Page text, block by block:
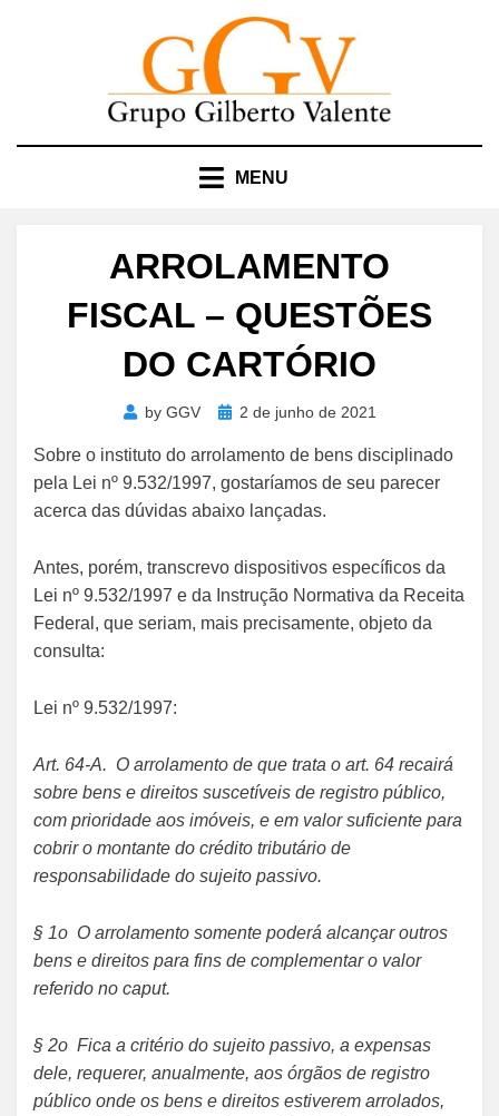
MENU
ARROLAMENTO
FISCAL – QUESTÕES
DO CARTÓRIO
by GGV
Posted2 de junho de 2021
Sobre o instituto do arrolamento de bens disciplinado
pela Lei nº 9.532/1997, gostaríamos de seu parecer
acerca das dúvidas abaixo lançadas.
Antes, porém, transcrevo dispositivos específicos da
Lei nº 9.532/1997 e da Instrução Normativa da Receita
Federal, que seriam, mais precisamente, objeto da
consulta:
Lei nº 9.532/1997:
Art. 64-A. O arrolamento de que trata o art. 64 recairá
sobre bens e direitos suscetíveis de registro público,
com prioridade aos imóveis, e em valor suficiente para
cobrir o montante do crédito tributário de
responsabilidade do sujeito passivo.
§ 1o O arrolamento somente poderá alcançar outros
bens e direitos para fins de complementar o valor
referido no caput.
§ 2o Fica a critério do sujeito passivo, a expensas
dele, requerer, anualmente, aos órgãos de registro
público onde os bens e direitos estiverem arrolados,